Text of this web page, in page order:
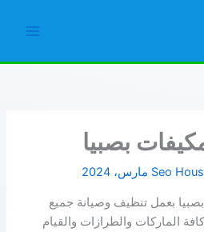
بصبيا
Seo
بعمل تنظيف وصيانة جميع
الماركات والطرازات والقيام